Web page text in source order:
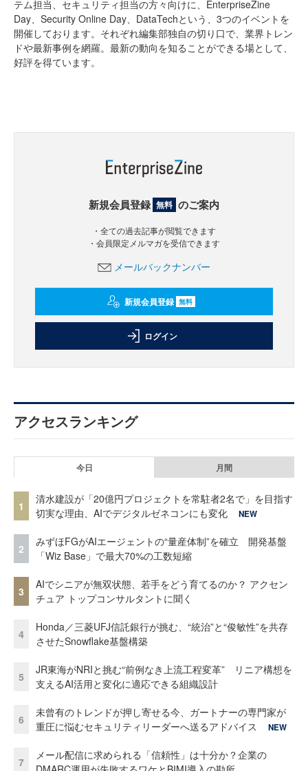
テム担当、セキュリティ担当の方々向けに、EnterpriseZine
Day、Security Online Day、DataTechという、3つのイベントを
開催しております。それぞれ編集部独自の切り口で、業界トレン
ドや最新事例を網羅。最新の動向を知ることができる場として、
好評を得ています。
新規会員登録 無料 のご案内
・全ての過去記事が閲覧できます
・会員限定メルマガを受信できます
メールバックナンバー
新規会員登録 無料
ログイン
アクセスランキング
今日 月間
1
清水建設が「20億円プロジェクトを常駐者2名で」を目指す
切実な理由、AIでデジタルゼネコンにも変化
NEW
2
みずほFGがAIエージェントの“量産体制”を確立 開発基盤
「Wiz Base」で最大70%の工数短縮
3
AIでシニアが無双状態、若手をどう育てるのか？ アクセン
チュア トップコンサルタントに聞く
4
Honda／三菱UFJ信託銀行が挑む、“統治”と“俊敏性”を共存
させたSnowflake基盤構築
5
JR東海がNRIと挑む“前例なき上流工程変革” リニア構想を
支えるAI活用と変化に適応できる組織設計
6
未曾有のトレンドが押し寄せる今、ガートナーの専門家が
重圧に悩むセキュリティリーダーへ送るアドバイス
NEW
7
メール配信に求められる「信頼性」は十分か？企業の